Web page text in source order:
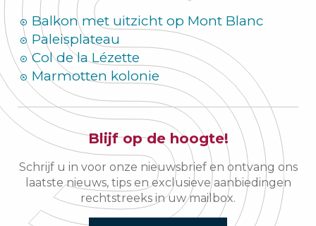
Balkon met uitzicht op Mont Blanc
Paleisplateau
Col de la Lézette
Marmotten kolonie
Blijf op de hoogte!
Schrijf u in voor onze nieuwsbrief en ontvang ons
laatste nieuws, tips en exclusieve aanbiedingen
rechtstreeks in uw mailbox.